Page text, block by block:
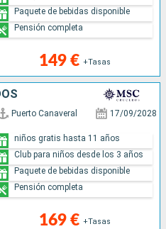
149 € +Tasas
Paquete de bebidas disponible
Pensión completa
Puerto Canaveral 17/09/2028
169 € +Tasas
niños gratis hasta 11 años
Club para niños desde los 3 años
Paquete de bebidas disponible
Pensión completa